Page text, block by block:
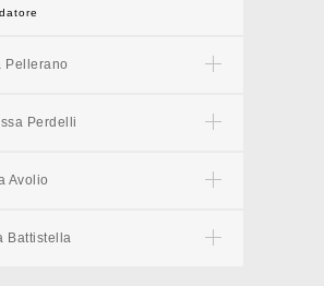
Pellerano
Perdelli
Avolio
Battistella